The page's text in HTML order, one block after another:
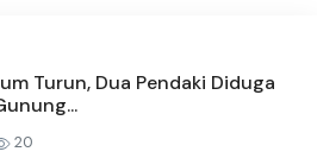
Turun, Dua Pendaki Diduga
20